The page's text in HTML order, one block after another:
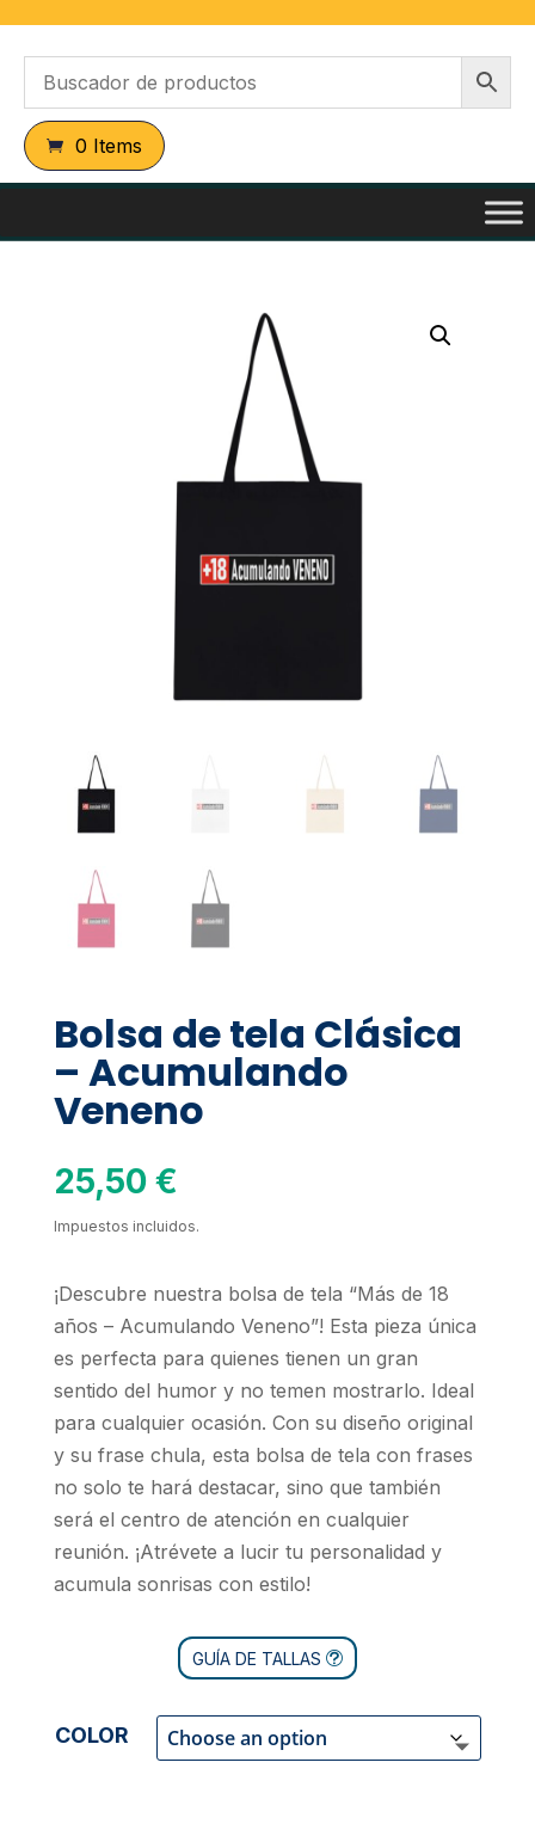
0 Items
Bolsa de tela Clásica
– Acumulando
Veneno
25,50 €
Impuestos incluidos.
¡Descubre nuestra bolsa de tela “Más de 18
años – Acumulando Veneno”! Esta pieza única
es perfecta para quienes tienen un gran
sentido del humor y no temen mostrarlo. Ideal
para cualquier ocasión. Con su diseño original
y su frase chula, esta bolsa de tela con frases
no solo te hará destacar, sino que también
será el centro de atención en cualquier
reunión. ¡Atrévete a lucir tu personalidad y
acumula sonrisas con estilo!
GUÍA DE TALLAS
COLOR